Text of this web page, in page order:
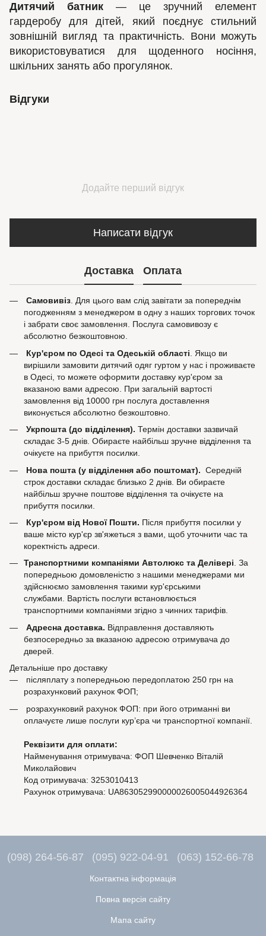
Дитячий батник — це зручний елемент
гардеробу для дітей, який поєднує стильний
зовнішній вигляд та практичність. Вони можуть
використовуватися для щоденного носіння,
шкільних занять або прогулянок.
Відгуки
Додайте перший відгук
Написати відгук
Доставка Оплата
Самовивіз. Для цього вам слід завітати за попереднім
погодженням з менеджером в одну з наших торгових точок
і забрати своє замовлення. Послуга самовивозу є
абсолютно безкоштовною.
Кур'єром по Одесі та Одеській області . Якщо ви
вирішили замовити дитячий одяг гуртом у нас і проживаєте
в Одесі, то можете оформити доставку кур'єром за
вказаною вами адресою. При загальній вартості
замовлення від 10000 грн послуга доставлення
виконується абсолютно безкоштовно.
Укрпошта (до відділення). Термін доставки зазвичай
складає 3-5 днів. Обираєте найбільш зручне відділення та
очікуєте на прибуття посилки.
Нова пошта (у відділення або поштомат). Середній
строк доставки складає близько 2 днів. Ви обираєте
найбільш зручне поштове відділення та очікуєте на
прибуття посилки.
Кур'єром від Нової Пошти. Після прибуття посилки у
ваше місто кур'єр зв'яжеться з вами, щоб уточнити час та
коректність адреси.
Транспортними компаніями Автолюкс та Делівері. За
попередньою домовленістю з нашими менеджерами ми
здійснюємо замовлення такими кур'єрськими
службами. Вартість послуги встановлюється
транспортними компаніями згідно з чинних тарифів.
Адресна доставка. Відправлення доставляють
безпосередньо за вказаною адресою отримувача до
дверей.
Детальніше про доставку
післяплату з попередньою передоплатою 250 грн на
розрахунковий рахунок ФОП;
розрахунковий рахунок ФОП: при його отриманні ви
оплачуєте лише послуги кур’єра чи транспортної компанії.
Реквізити для оплати:
Найменування отримувача: ФОП Шевченко Віталій
Миколайович
Код отримувача: 3253010413
Рахунок отримувача: UA863052990000026005044926364
(098) 264-56-87 (095) 922-04-91 (063) 152-66-78
Контактна інформація
Повна версія сайту
Мапа сайту